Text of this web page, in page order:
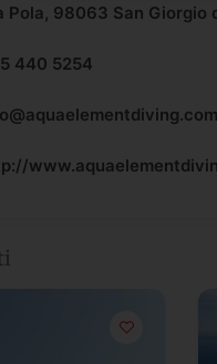
Pola, 98063 San Giorgio
440 5254